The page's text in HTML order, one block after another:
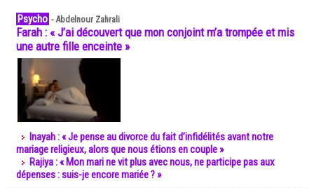
Psycho -Abdelnour Zahrali
Farah : « J’ai découvert que mon conjoint m’a trompée et mis
une autre fille enceinte »
Inayah : « Je pense au divorce du fait d’infidélités avant notre
mariage religieux, alors que nous étions en couple »
Rajiya : « Mon mari ne vit plus avec nous, ne participe pas aux
dépenses : suis-je encore mariée ? »